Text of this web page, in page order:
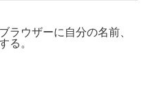
ラウザーに自分の名前、
る。